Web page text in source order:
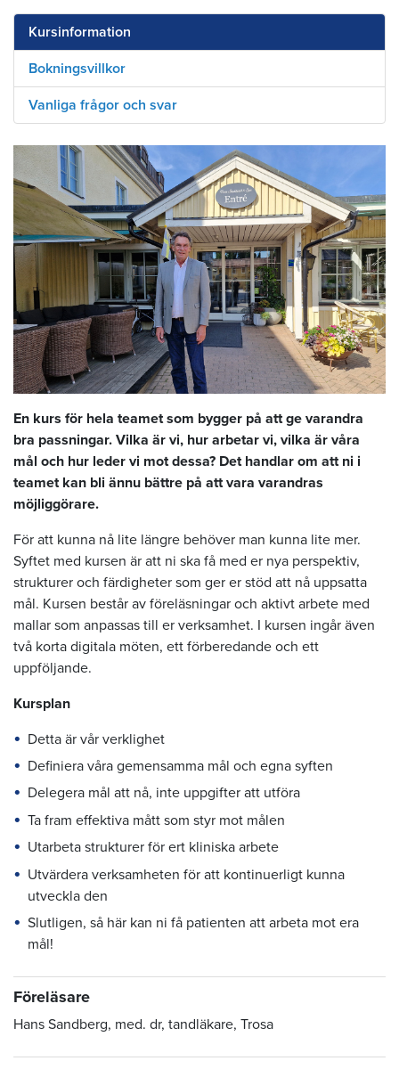
Kursinformation
Bokningsvillkor
Vanliga frågor och svar
En kurs för hela teamet som bygger på att ge varandra
bra passningar. Vilka är vi, hur arbetar vi, vilka är våra
mål och hur leder vi mot dessa? Det handlar om att ni i
teamet kan bli ännu bättre på att vara varandras
möjliggörare.
För att kunna nå lite längre behöver man kunna lite mer.
Syftet med kursen är att ni ska få med er nya perspektiv,
strukturer och färdigheter som ger er stöd att nå uppsatta
mål. Kursen består av föreläsningar och aktivt arbete med
mallar som anpassas till er verksamhet. I kursen ingår även
två korta digitala möten, ett förberedande och ett
uppföljande.
Kursplan
Detta är vår verklighet
Definiera våra gemensamma mål och egna syften
Delegera mål att nå, inte uppgifter att utföra
Ta fram effektiva mått som styr mot målen
Utarbeta strukturer för ert kliniska arbete
Utvärdera verksamheten för att kontinuerligt kunna
utveckla den
Slutligen, så här kan ni få patienten att arbeta mot era
mål!
Föreläsare
Hans Sandberg, med. dr, tandläkare, Trosa